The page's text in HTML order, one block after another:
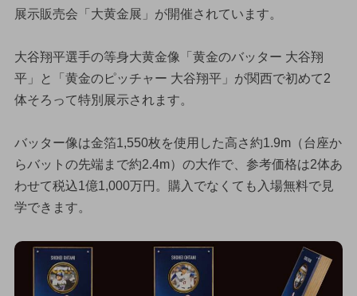
展示販売会「大黄金展」が開催されています。
大谷翔平選手の等身大黄金像「黄金のバッター 大谷翔
平」と「黄金のピッチャー 大谷翔平」が関西で初めて2
体そろって特別展示されます。
バッター像は金箔1,550枚を使用した高さ約1.9m（台座か
らバットの先端まで約2.4m）の大作で、参考価格は2体あ
わせて税込1億1,000万円。購入でなくても入場無料で見
学できます。